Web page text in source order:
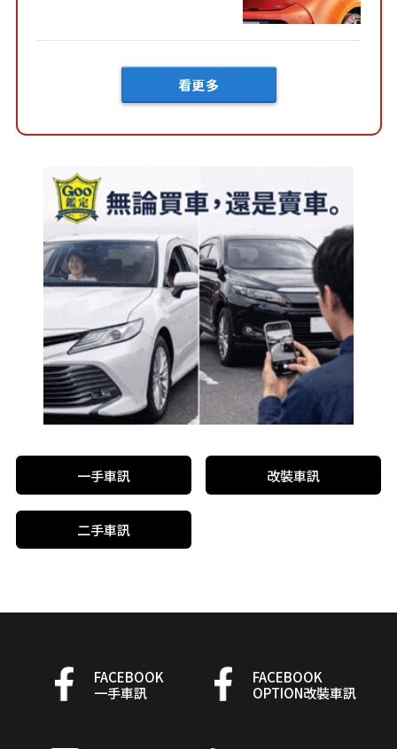
看更多
一手車訊 改裝車訊
二手車訊
FACEBOOK
一手車訊
FACEBOOK
OPTION改裝車訊